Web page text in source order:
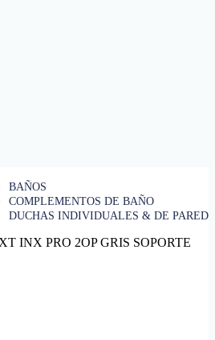
BAÑOS
COMPLEMENTOS DE BAÑO
DUCHAS INDIVIDUALES & DE PARED